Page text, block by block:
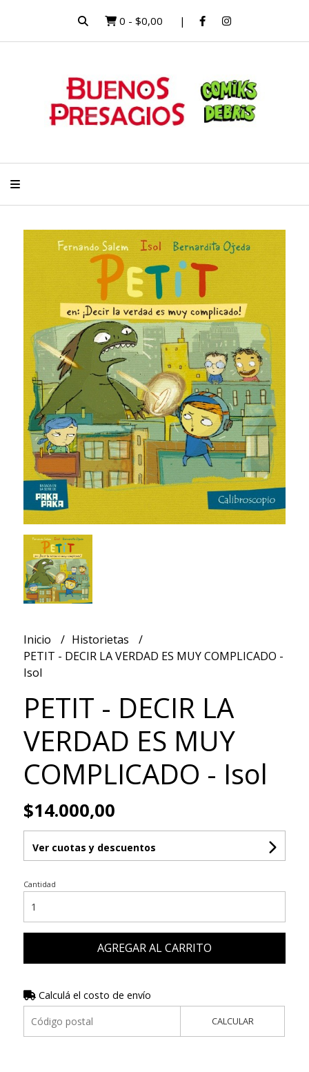
0 - $0,00
Inicio
Historietas
PETIT - DECIR LA VERDAD ES MUY COMPLICADO -
Isol
PETIT - DECIR LA
VERDAD ES MUY
COMPLICADO - Isol
$14.000,00
Ver cuotas y descuentos
Cantidad
AGREGAR AL CARRITO
Calculá el costo de envío
CALCULAR